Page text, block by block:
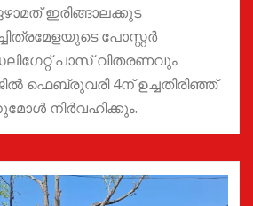
ഇരിങ്ങാലക്കുട
പോസ്റ്റർ
പാസ് വിതരണവും
ഫെബ്രുവരി 4ന് ഉച്ചതിരിഞ്ഞ്
നിർവഹിക്കും.